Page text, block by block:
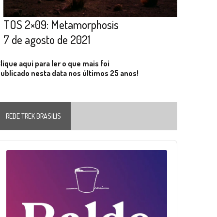
TOS 2×09: Metamorphosis
7 de agosto de 2021
aqui para ler o que mais foi
nesta data nos últimos 25 anos!
REDE TREK BRASILIS
Player